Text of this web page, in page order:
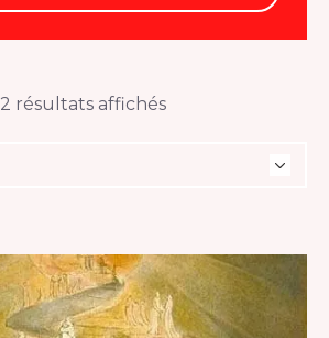
2 résultats affichés